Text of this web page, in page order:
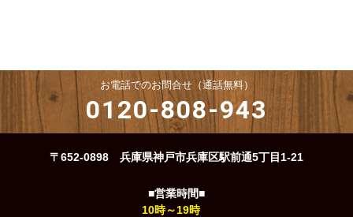
お電話でのお問合せ（通話無料）
0120-808-943
〒652-0898 兵庫県神戸市兵庫区駅前通5丁目1-21
■営業時間■
10時～19時